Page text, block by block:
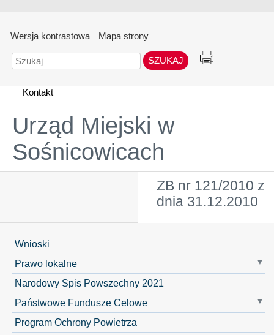
Wersja kontrastowa Mapa strony
Szukaj
Kontakt
Urząd Miejski w
Sośnicowicach
ZB nr 121/2010 z
dnia 31.12.2010
Wnioski
Prawo lokalne
Narodowy Spis Powszechny 2021
Państwowe Fundusze Celowe
Program Ochrony Powietrza